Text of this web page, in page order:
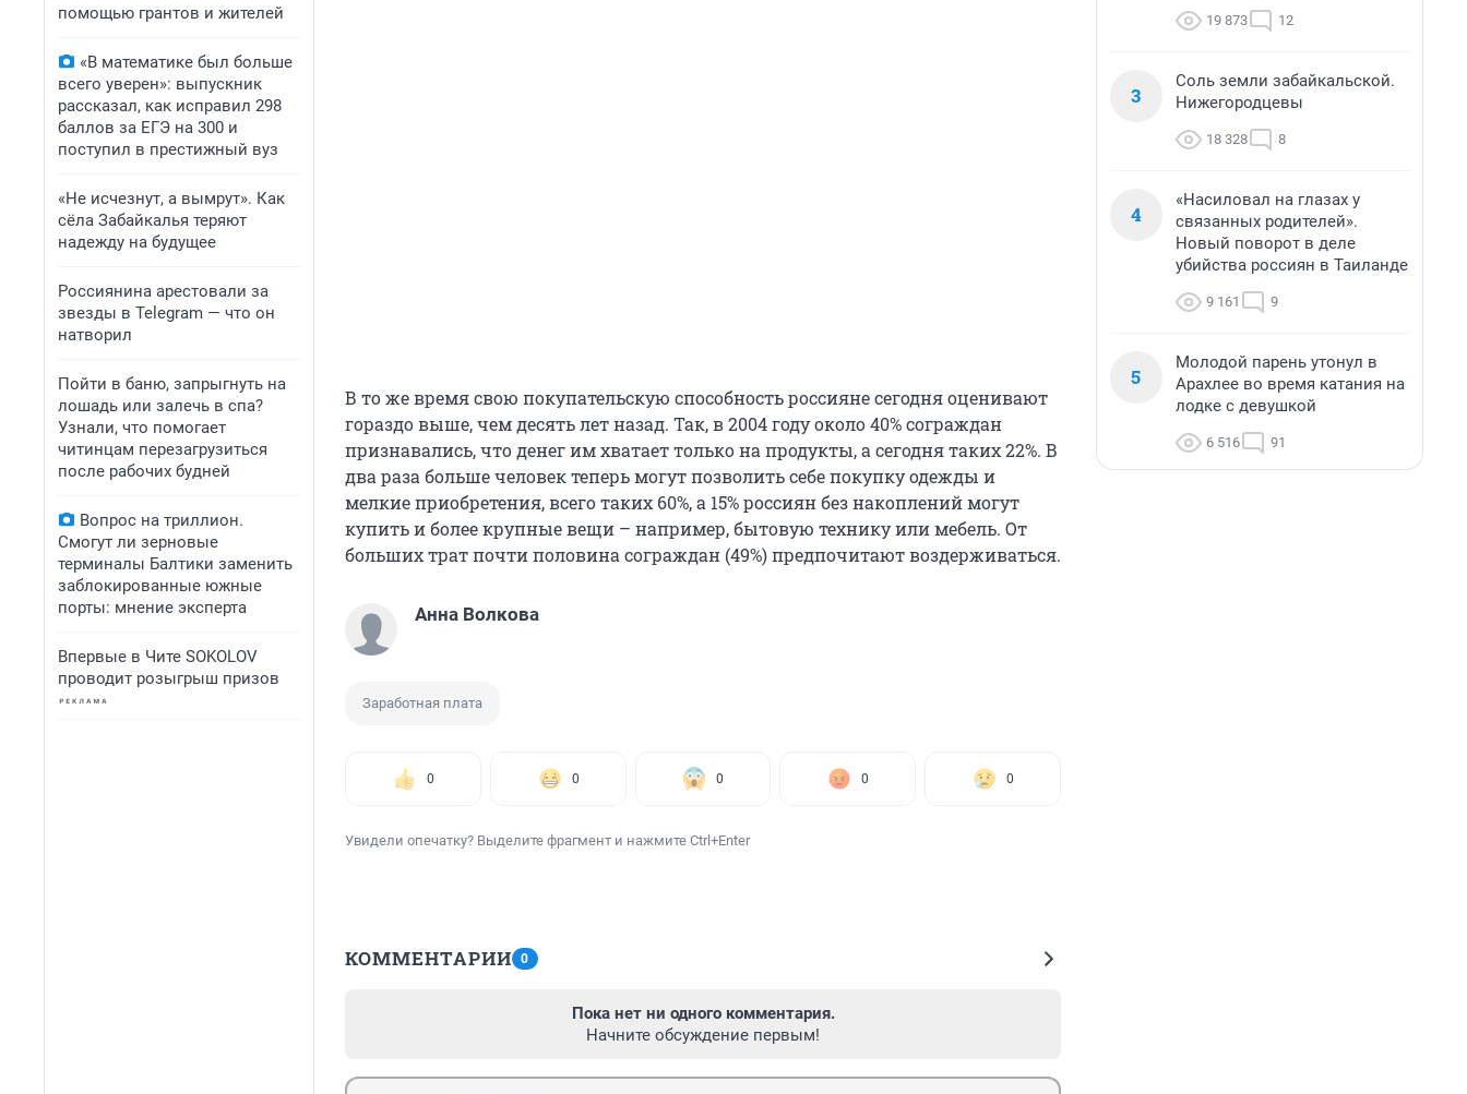
помощью грантов и жителей
«В математике был больше
всего уверен»: выпускник
рассказал, как исправил 298
баллов за ЕГЭ на 300 и
поступил в престижный вуз
«Не исчезнут, а вымрут». Как
сёла Забайкалья теряют
надежду на будущее
Россиянина арестовали за
звезды в Telegram — что он
натворил
Пойти в баню, запрыгнуть на
лошадь или залечь в спа?
Узнали, что помогает
читинцам перезагрузиться
после рабочих будней
Вопрос на триллион.
Смогут ли зерновые
терминалы Балтики заменить
заблокированные южные
порты: мнение эксперта
Впервые в Чите SOKOLOV
проводит розыгрыш призов
В то же время свою покупательскую способность россияне сегодня оценивают
гораздо выше, чем десять лет назад. Так, в 2004 году около 40% сограждан
признавались, что денег им хватает только на продукты, а сегодня таких 22%. В
два раза больше человек теперь могут позволить себе покупку одежды и
мелкие приобретения, всего таких 60%, а 15% россиян без накоплений могут
купить и более крупные вещи – например, бытовую технику или мебель. От
больших трат почти половина сограждан (49%) предпочитают воздерживаться.
Анна Волкова
Заработная плата
0 0 0 0 0
Увидели опечатку? Выделите фрагмент и нажмите Ctrl+Enter
КОММЕНТАРИИ 0
Пока нет ни одного комментария.
Начните обсуждение первым!
19 873 12
3
Соль земли забайкальской.
Нижегородцевы
18 328 8
4
«Насиловал на глазах у
связанных родителей».
Новый поворот в деле
убийства россиян в Таиланде
9 161 9
5
Молодой парень утонул в
Арахлее во время катания на
лодке с девушкой
6 516 91